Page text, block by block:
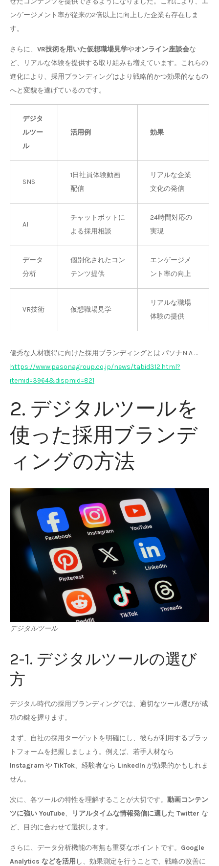
ンゲージメント率が従来の2倍以上に向上した企業も存在しま
す。
さらに、 VR技術を用いた仮想職場見学やオンライン座談会な
ど、リアルな体験を提供する取り組みも増えています。これらの
進化により、採用ブランディングはより戦略的かつ効果的なもの
へと変貌を遂げているのです。
デジタ
ルツー
ル
活用例 効果
SNS
1日社員体験動画
配信
リアルな企業
文化の発信
AI
チャットボットに
よる採用相談
24時間対応の
実現
データ
分析
個別化されたコン
テンツ提供
エンゲージメ
ント率の向上
VR技術 仮想職場見学
リアルな職場
体験の提供
優秀な人材獲得に向けた採用ブランディングとは パソナN A …
https://www.pasonagroup.co.jp/news/tabid312.html?
itemid=3964&dispmid=821
2. デジタルツールを
使った採用ブランデ
ィングの方法
デジタルツール
2-1. デジタルツールの選び
方
デジタル時代の採用ブランディングでは、適切なツール選びが成
功の鍵を握ります。
まず、自社の採用ターゲットを明確にし、彼らが利用するプラッ
トフォームを把握しましょう。例えば、若手人材なら
Instagram やTikTok、経験者なら LinkedIn が効果的かもしれま
せん。
次に、各ツールの特性を理解することが大切です。 動画コンテン
ツに強い YouTube、 リアルタイムな情報発信に適した Twitter な
ど、目的に合わせて選択します。
さらに、データ分析機能の有無も重要なポイントです。 Google
Analytics などを活用 し、効果測定を行うことで、戦略の改善に